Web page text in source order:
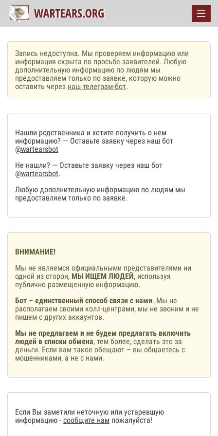
Запись недоступна. Мы проверяем информацию или
информация скрыта по просьбе заявителей. Любую
дополнительную информацию по людям мы
предоставляем только по заявке, которую можно
оставить через наш телеграм-бот.
Нашли родственника и хотите получить о нем
информацию? — Оставьте заявку через наш бот
@wartearsbot
Не нашли? — Оставьте заявку через наш бот
@wartearsbot.
Любую дополнительную информацию по людям мы
предоставляем только по заявке.
ВНИМАНИЕ!
Мы не являемся официальными представителями ни
одной из сторон, МЫ ИЩЕМ ЛЮДЕЙ, используя
публично размещенную информацию.
Бот – единственный способ связи с нами. Мы не
располагаем своими колл-центрами, мы не звоним и не
пишем с других аккаунтов.
Мы не предлагаем и не будем предлагать включить
людей в списки обмена, тем более, сделать это за
деньги. Если вам такое обещают – вы общаетесь с
мошенниками, а не с нами.
Если Вы заметили неточную или устаревшую
информацию - сообщите нам пожалуйста!